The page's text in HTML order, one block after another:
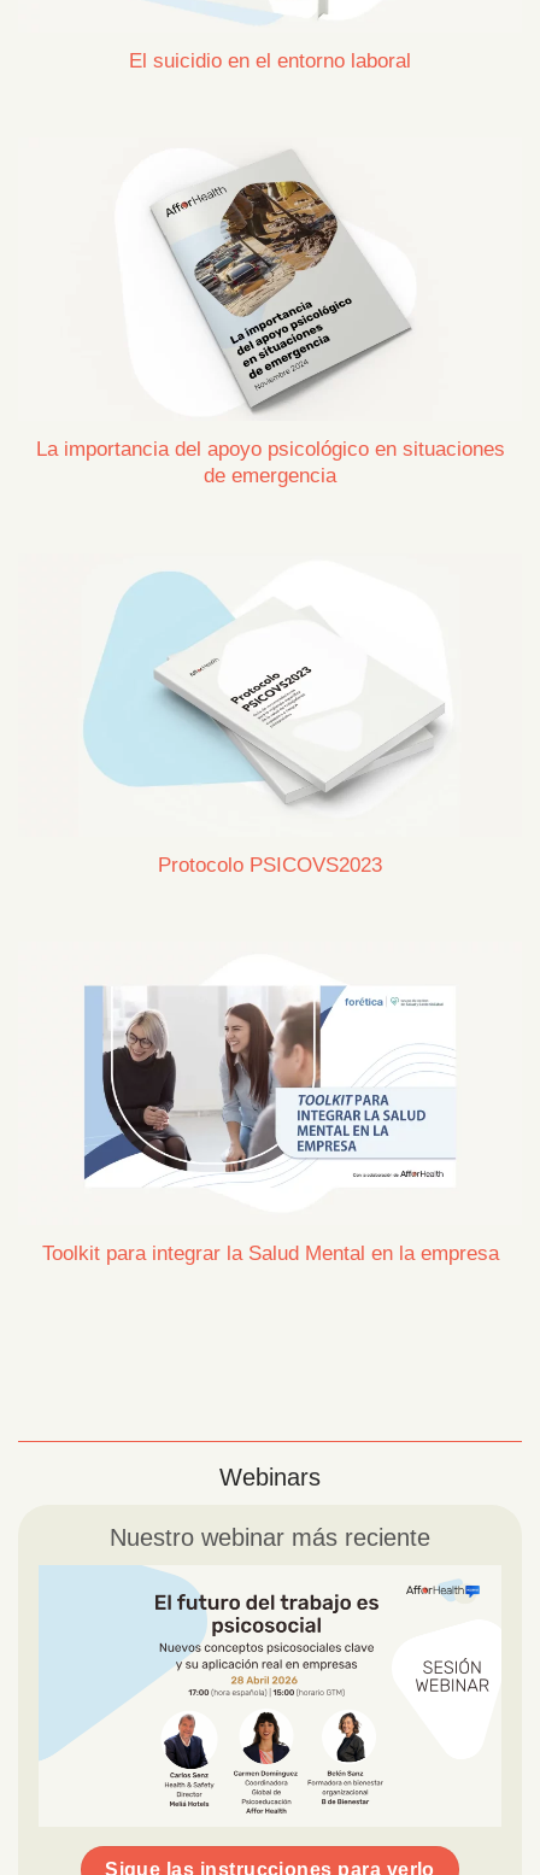
El suicidio en el entorno laboral
La importancia del apoyo psicológico en situaciones
de emergencia
Protocolo PSICOVS2023
Toolkit para integrar la Salud Mental en la empresa
Webinars
Nuestro webinar más reciente
Sigue las instrucciones para verlo